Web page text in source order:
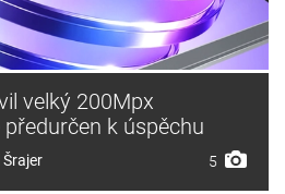
velký 200Mpx
k úspěchu
5